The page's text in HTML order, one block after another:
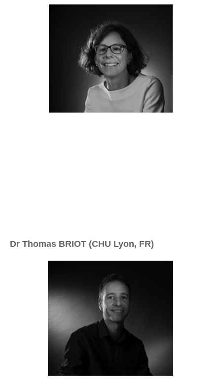
Dr Thomas BRIOT (CHU Lyon, FR)